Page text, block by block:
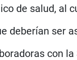
de salud, al
deberían ser
con la